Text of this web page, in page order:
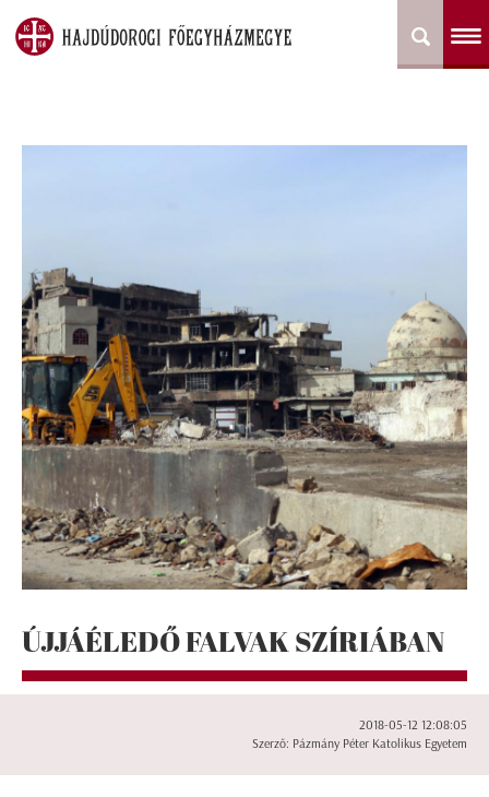
ÚJJÁÉLEDŐ FALVAK SZÍRIÁBAN
2018-05-12 12:08:05
Szerző: Pázmány Péter Katolikus Egyetem